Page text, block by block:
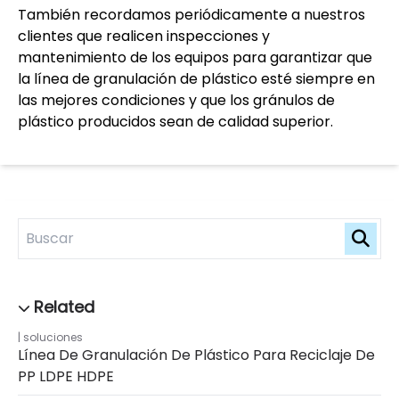
soluciones
Línea De Granulación De Plástico Para Reciclaje De
PP LDPE HDPE
También recordamos periódicamente a nuestros
clientes que realicen inspecciones y
mantenimiento de los equipos para garantizar que
la línea de granulación de plástico esté siempre en
las mejores condiciones y que los gránulos de
plástico producidos sean de calidad superior.